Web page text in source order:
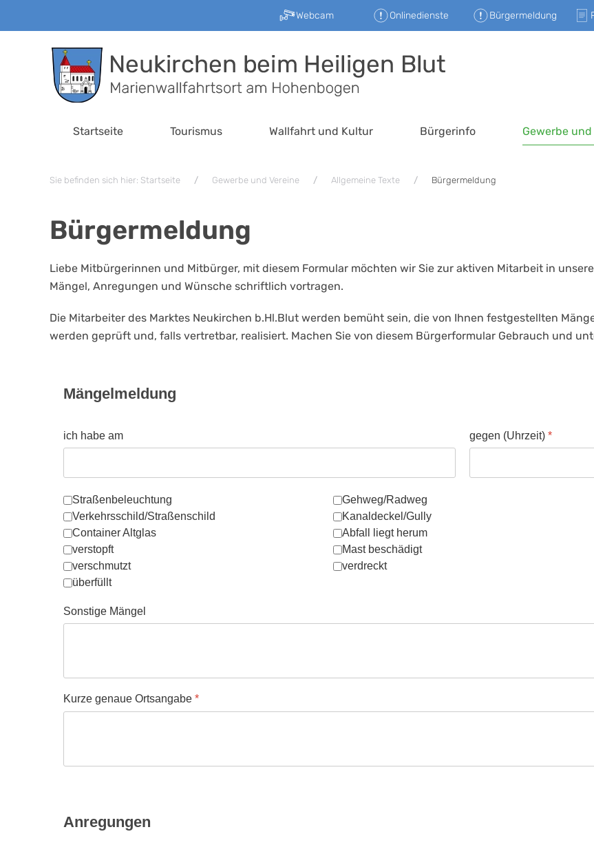
Zum Hauptinhalt springen
Webcam Onlinedienste Bürgermeldung
Startseite Tourismus Wallfahrt und Kultur Bürgerinfo Gewerbe
Sie befinden sich hier: Startseite Gewerbe und Vereine Allgemeine Texte Bürgermeldung
Bürgermeldung
Liebe Mitbürgerinnen und Mitbürger, mit diesem Formular möchten wir Sie zur aktiven Mitarbeit in
Mängel, Anregungen und Wünsche schriftlich vortragen.
Die Mitarbeiter des Marktes Neukirchen b.Hl.Blut werden bemüht sein, die von Ihnen festgestellten
werden geprüft und, falls vertretbar, realisiert. Machen Sie von diesem Bürgerformular Gebrauch und
Mängelmeldung
ich habe am gegen (Uhrzeit) *
folgende Mängel festgestellt:
Straßenbeleuchtung Gehweg/Radweg
Verkehrsschild/Straßenschild
Kanaldeckel/Gully
Container Altglas
Abfall liegt herum
verstopft
Mast beschädigt
verschmutzt
verdreckt
überfüllt
Sonstige Mängel
Kurze genaue Ortsangabe *
Anregungen